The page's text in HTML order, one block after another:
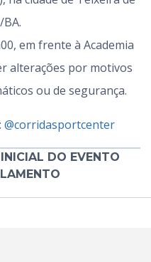
em frente à Academia
alterações por motivos
ou de segurança.
@corridasportcenter
DO EVENTO